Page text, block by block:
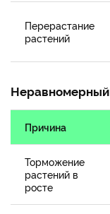
Перерастание
растений
Неравномерный
Причина
Торможение
растений в
росте